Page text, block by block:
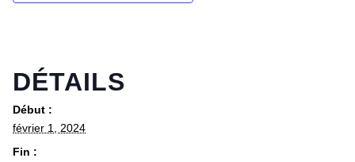
DÉTAILS
Début :
février 1, 2024
Fin :